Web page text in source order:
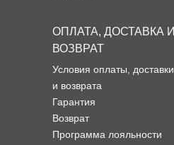
Условия оплаты, доставки
и возврата
Гарантия
Возврат
Программа лояльности
ОПЛАТА, ДОСТАВКА И
ВОЗВРАТ